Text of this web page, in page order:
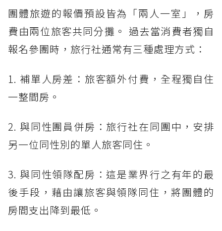
團體旅遊的報價預設皆為「兩人一室」，房
費由兩位旅客共同分攤。 過去當消費者獨自
報名參團時，旅行社通常有三種處理方式：
1. 補單人房差：旅客額外付費，全程獨自住
一整間房。
2. 與同性團員併房：旅行社在同團中，安排
另一位同性別的單人旅客同住。
3. 與同性領隊配房：這是業界行之有年的最
後手段，藉由讓旅客與領隊同住，將團體的
房間支出降到最低。